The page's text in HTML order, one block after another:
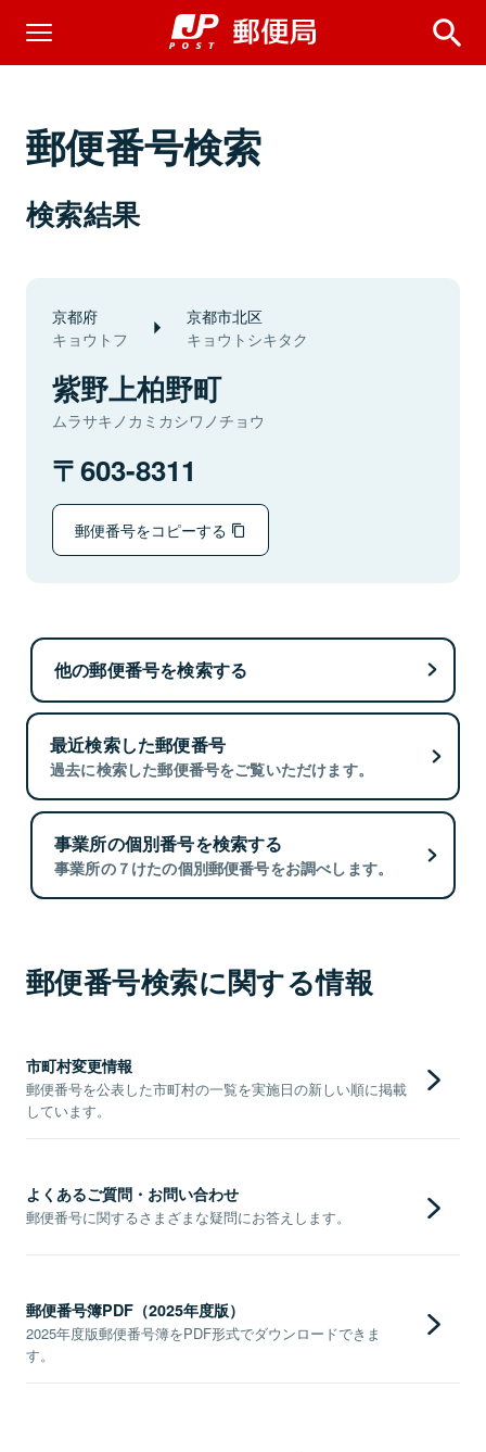
郵便番号検索
検索結果
京都府
キョウトフ
京都市北区
キョウトシキタク
紫野上柏野町
ムラサキノカミカシワノチョウ
603-8311
郵便番号をコピーする
他の郵便番号を検索する
最近検索した郵便番号
過去に検索した郵便番号をご覧いただけます。
事業所の個別番号を検索する
事業所の７けたの個別郵便番号をお調べします。
郵便番号検索に関する情報
市町村変更情報
郵便番号を公表した市町村の一覧を実施日の新しい順に掲載
しています。
よくあるご質問・お問い合わせ
郵便番号に関するさまざまな疑問にお答えします。
郵便番号簿PDF（2025年度版）
2025年度版郵便番号簿をPDF形式でダウンロードできま
す。